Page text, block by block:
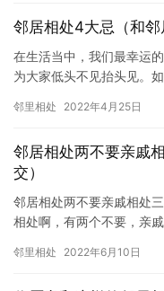
邻居相处4大忌（和邻
在生活当中，我们最幸运
为大家低头不见抬头见。
部尚书张…
邻里相处 2022年4月25日
邻居相处两不要亲戚
交）
邻居相处两不要亲戚相处
相处啊，有两个不要，亲
说呀…
邻里相处 2022年6月10日